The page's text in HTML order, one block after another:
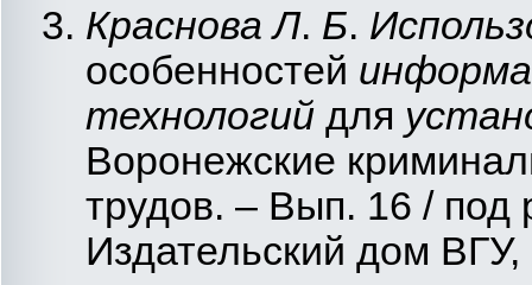
Краснова Л. Б.
особенностей
технологийдля
Воронежские
трудов. – Вып. 16 /
Издательский дом